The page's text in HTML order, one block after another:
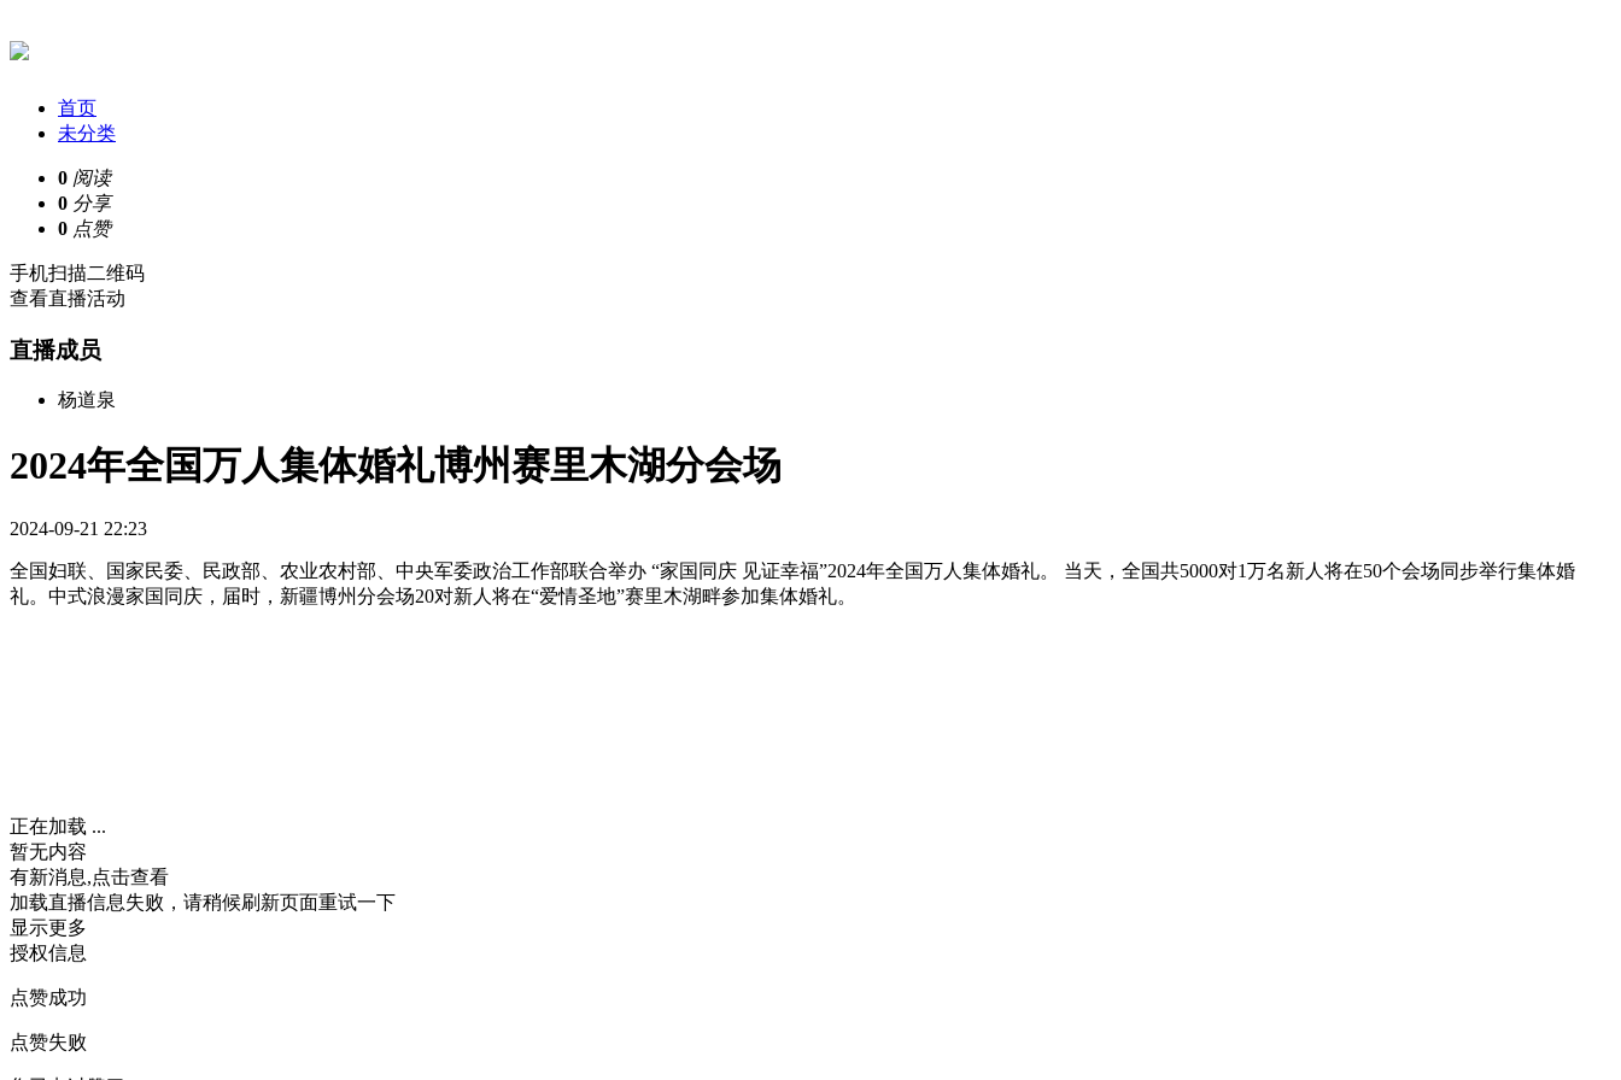
首页
未分类
0 阅读
0 分享
0 点赞
手机扫描二维码
查看直播活动
直播成员
杨道泉
2024年全国万人集体婚礼博州赛里木湖分会场
2024-09-21 22:23
全国妇联、国家民委、民政部、农业农村部、中央军委政治工作部联合举办 “家国同庆 见证幸福”2024年全国万人集体婚礼。 当天，全国共5000对1万名新人将在50个会场同步举行集体婚
礼。中式浪漫家国同庆，届时，新疆博州分会场20对新人将在“爱情圣地”赛里木湖畔参加集体婚礼。
正在加载 ...
暂无内容
有新消息,点击查看
加载直播信息失败，请稍候刷新页面重试一下
显示更多
授权信息
点赞成功
点赞失败